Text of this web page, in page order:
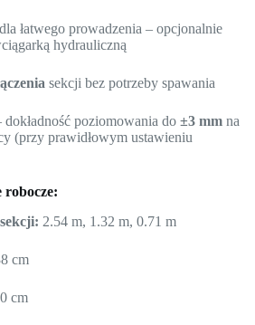
dla łatwego prowadzenia – opcjonalnie
hydrauliczną
sekcji bez potrzeby spawania
dokładność poziomowania do ±3 mm na
(przy prawidłowym ustawieniu
robocze:
2.54 m, 1.32 m, 0.71 m
cm
cm